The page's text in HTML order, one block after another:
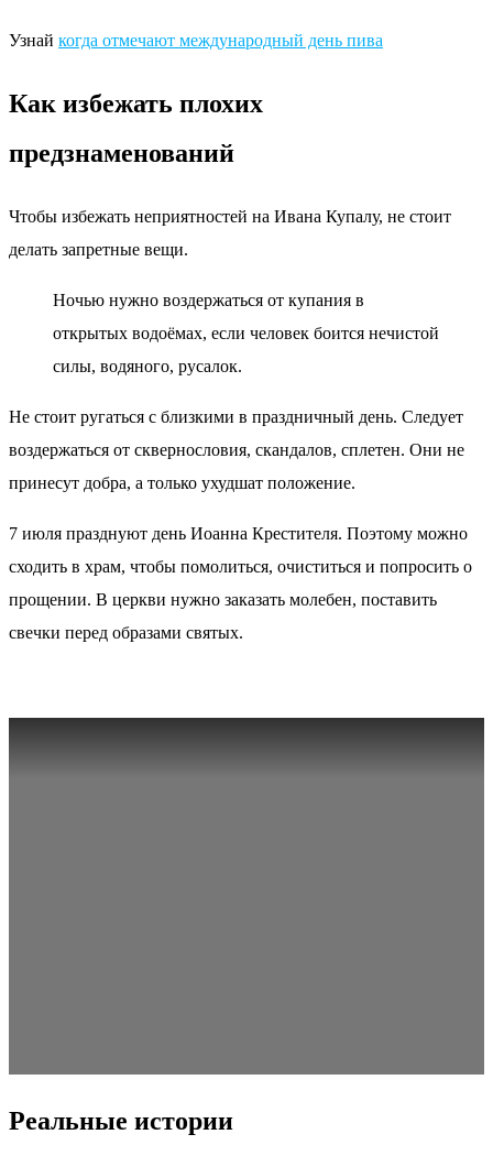
Узнай когда отмечают международный день пива
Как избежать плохих
предзнаменований
Чтобы избежать неприятностей на Ивана Купалу, не стоит
делать запретные вещи.
Ночью нужно воздержаться от купания в
открытых водоёмах, если человек боится нечистой
силы, водяного, русалок.
Не стоит ругаться с близкими в праздничный день. Следует
воздержаться от сквернословия, скандалов, сплетен. Они не
принесут добра, а только ухудшат положение.
7 июля празднуют день Иоанна Крестителя. Поэтому можно
сходить в храм, чтобы помолиться, очиститься и попросить о
прощении. В церкви нужно заказать молебен, поставить
свечки перед образами святых.
Реальные истории